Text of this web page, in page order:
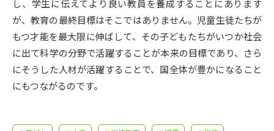
新生活お役立ちガイド
学問発見 学問検索
し、学生に伝えてより良い教員を養成することにあります
が、教育の最終目標はそこではありません。児童生徒たちが
もつ才能を最大限に伸ばして、その子どもたちがいつか社会
に出て科学の分野で活躍することが本来の目標であり、さら
にそうした人材が活躍することで、国全体が豊かになること
にもつながるのです。